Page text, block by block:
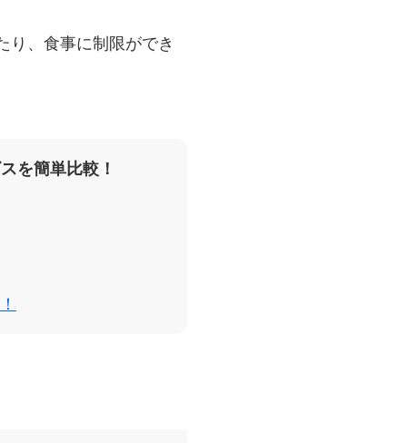
り、食事に制限ができ
を簡単比較！